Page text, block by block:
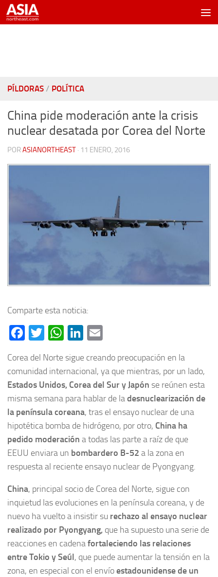
Saltar al contenido
PÍLDORAS / POLÍTICA
China pide moderación ante la crisis
nuclear desatada por Corea del Norte
PORASIANORTHEAST · 11 ENERO, 2016
Comparte esta noticia:
Facebook
Twitter
WhatsApp
LinkedIn
Corea del Norte sigue creando preocupación en la
comunidad internacional, ya que mientras, por un lado,
Estados Unidos, Corea del Sur y Japón se reúnen esta
misma semana para hablar de ladesnuclearización de
la península coreana, tras el ensayo nuclear de una
hipotética bomba de hidrógeno, por otro, China ha
pedido moderación a todas las parte a raíz de que
EEUU enviara un bombardero B-52 a la zona en
respuesta al reciente ensayo nuclear de Pyongyang.
China, principal socio de Corea del Norte, sigue con
inquietud las evoluciones en la península coreana, y de
nuevo ha vuelto a insistir su rechazo al ensayo nuclear
realizado por Pyongyang, que ha supuesto una serie de
reacciones en cadenafortaleciendo las relaciones
entre Tokio y Seúl, que puede aumentar la tensión en la
zona, en especial con el envíoestadounidense de un